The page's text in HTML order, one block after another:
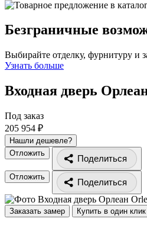
Безграничные
Выбирайте отделку, фурнитуру и
Узнать больше
Входная дверь
Под заказ
205 954 ₽
Нашли дешевле?
Отложить
Поделиться
Отложить
Поделиться
Заказать замер Купить в один клик